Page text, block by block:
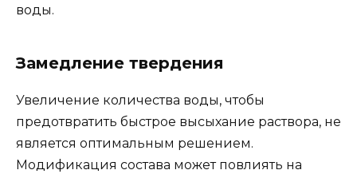
воды.
Замедление твердения
Увеличение количества воды, чтобы
предотвратить быстрое высыхание раствора, не
является оптимальным решением.
Модификация состава может повлиять на